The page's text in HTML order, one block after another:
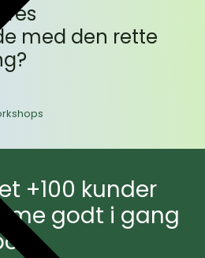
med den rette
+100 kunder
godt i gang